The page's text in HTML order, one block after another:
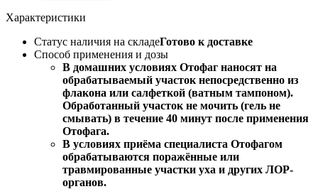
Характеристики
Статус наличия на складеГотово к доставке
Способ применения и дозы
В домашних условиях Отофаг наносят на
обрабатываемый участок непосредственно из
флакона или салфеткой (ватным тампоном).
Обработанный участок не мочить (гель не
смывать) в течение 40 минут после применения
Отофага.
В условиях приёма специалиста Отофагом
обрабатываются поражённые или
травмированные участки уха и других ЛОР-
органов.